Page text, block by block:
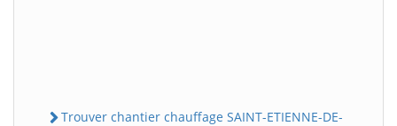
Trouver chantier chauffage SAINT-ETIENNE-DE-